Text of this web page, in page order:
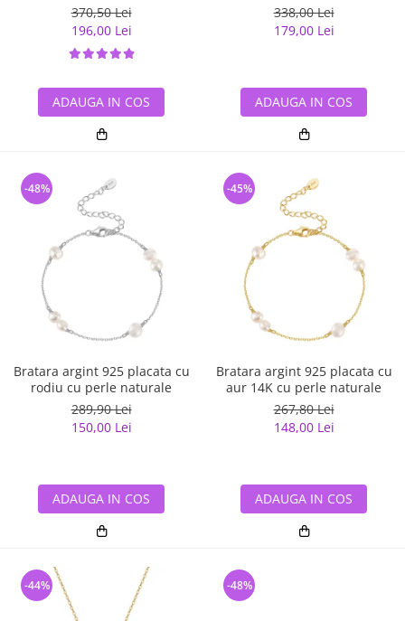
370,50 Lei
196,00 Lei
ADAUGA IN COS
338,00 Lei
179,00 Lei
ADAUGA IN COS
Bratara argint 925 placata cu
rodiu cu perle naturale
289,90 Lei
150,00 Lei
-48%
ADAUGA IN COS
Bratara argint 925 placata cu
aur 14K cu perle naturale
267,80 Lei
148,00 Lei
-45%
ADAUGA IN COS
-44% -48%